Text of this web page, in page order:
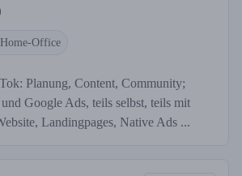
Home-Office
Planung, Content, Community;
Google Ads, teils selbst, teils mit
Landingpages, Native Ads ...